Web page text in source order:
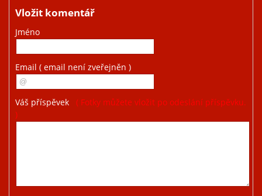
Vložit komentář
Jméno
Email ( email není zveřejněn )
Váš příspěvek
( Fotky můžete vložit po odeslání příspěvku.
)